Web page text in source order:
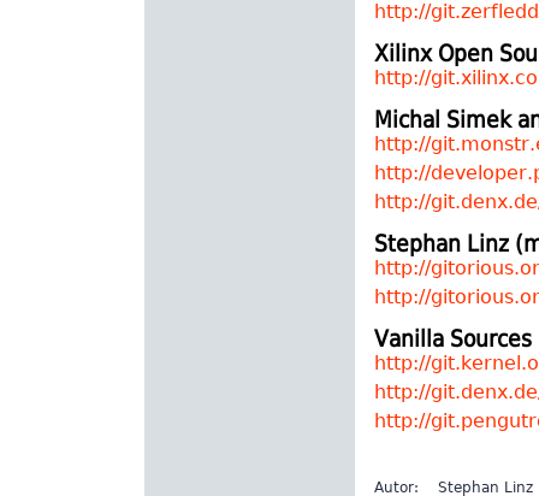
http://
Xilinx Open
http://
Michal Simek
http://
http://
http://
Stephan Linz
http://
http://
Vanilla Sources
http://
http://
http://
Autor: Stephan Linz